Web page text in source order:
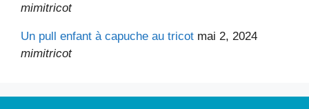
mimitricot
Un pull enfant à capuche au tricot mai 2, 2024
mimitricot